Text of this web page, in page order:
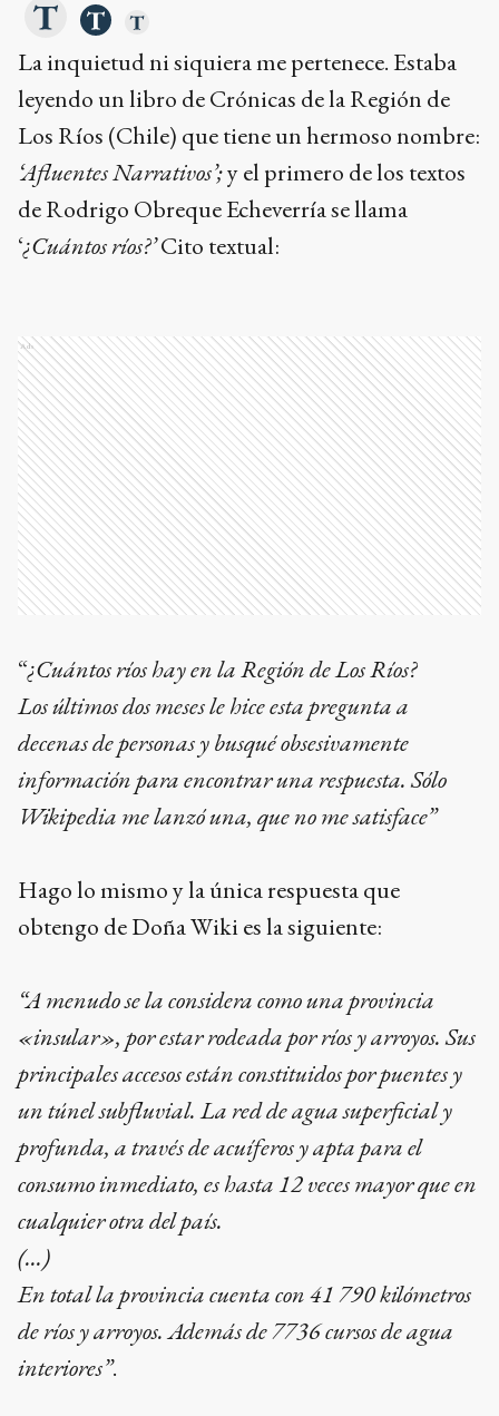
La inquietud ni siquiera me pertenece. Estaba
leyendo un libro de Crónicas de la Región de
Los Ríos (Chile) que tiene un hermoso nombre:
‘Afluentes Narrativos’;y el primero de los textos
de Rodrigo Obreque Echeverría se llama
‘¿Cuántos ríos?’Cito textual:
Ads
“¿Cuántos ríos hay en la Región de Los Ríos?
Los últimos dos meses le hice esta pregunta a
decenas de personas y busqué obsesivamente
información para encontrar una respuesta. Sólo
Wikipedia me lanzó una, que no me satisface”
Hago lo mismo y la única respuesta que
obtengo de Doña Wiki es la siguiente:
“A menudo se la considera como una provincia
«insular», por estar rodeada por ríos y arroyos. Sus
principales accesos están constituidos por puentes y
un túnel subfluvial. La red de agua superficial y
profunda, a través de acuíferos y apta para el
consumo inmediato, es hasta 12 veces mayor que en
cualquier otra del país.
(…)​
En total la provincia cuenta con 41 790 kilómetros
de ríos y arroyos. Además de 7736 cursos de agua
interiores”.